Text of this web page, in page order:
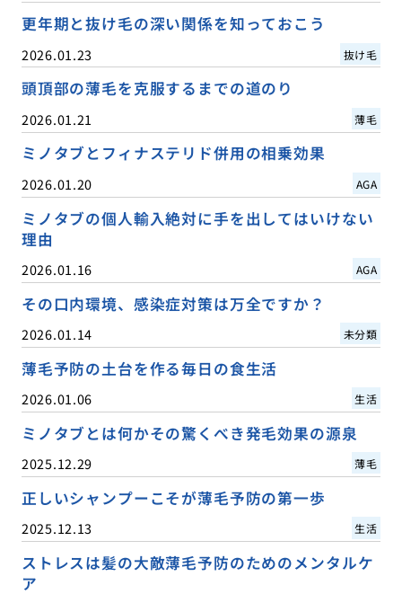
更年期と抜け毛の深い関係を知っておこう
2026.01.23 抜け毛
頭頂部の薄毛を克服するまでの道のり
2026.01.21 薄毛
ミノタブとフィナステリド併用の相乗効果
2026.01.20 AGA
ミノタブの個人輸入絶対に手を出してはいけない
理由
2026.01.16 AGA
その口内環境、感染症対策は万全ですか？
2026.01.14 未分類
薄毛予防の土台を作る毎日の食生活
2026.01.06 生活
ミノタブとは何かその驚くべき発毛効果の源泉
2025.12.29 薄毛
正しいシャンプーこそが薄毛予防の第一歩
2025.12.13 生活
ストレスは髪の大敵薄毛予防のためのメンタルケ
ア